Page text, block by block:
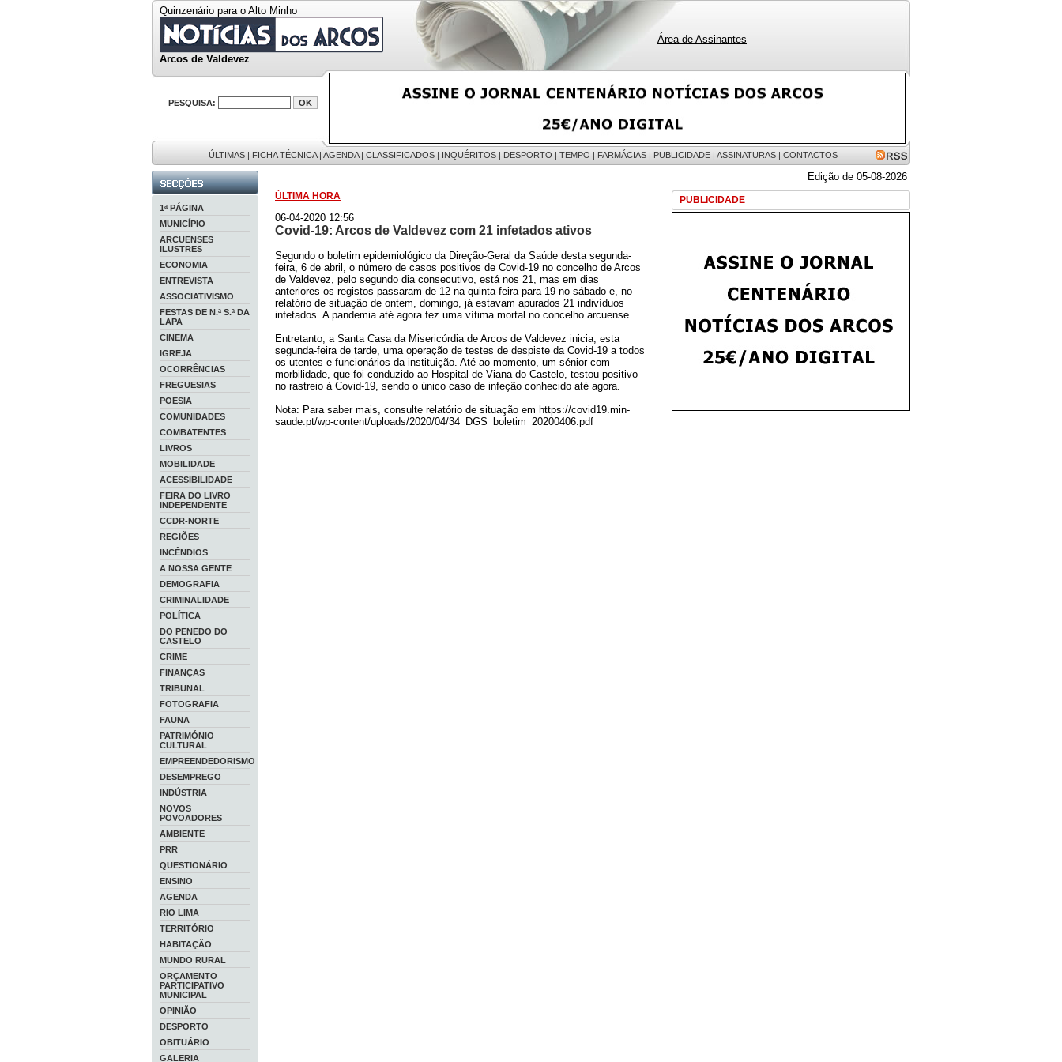
Quinzenário para o Alto Minho
Arcos de Valdevez
Área de Assinantes
PESQUISA:
ÚLTIMAS | FICHA TÉCNICA| AGENDA| CLASSIFICADOS | INQUÉRITOS | DESPORTO | TEMPO | FARMÁCIAS | PUBLICIDADE | ASSINATURAS | CONTACTOS
1ª PÁGINA
MUNICÍPIO
ARCUENSES
ILUSTRES
ECONOMIA
ENTREVISTA
ASSOCIATIVISMO
FESTAS DE N.ª S.ª DA
LAPA
CINEMA
IGREJA
OCORRÊNCIAS
FREGUESIAS
POESIA
COMUNIDADES
COMBATENTES
LIVROS
MOBILIDADE
ACESSIBILIDADE
FEIRA DO LIVRO
INDEPENDENTE
CCDR-NORTE
REGIÕES
INCÊNDIOS
A NOSSA GENTE
DEMOGRAFIA
CRIMINALIDADE
POLÍTICA
DO PENEDO DO
CASTELO
CRIME
FINANÇAS
TRIBUNAL
FOTOGRAFIA
FAUNA
PATRIMÓNIO
CULTURAL
EMPREENDEDORISMO
DESEMPREGO
INDÚSTRIA
NOVOS
POVOADORES
AMBIENTE
PRR
QUESTIONÁRIO
ENSINO
AGENDA
RIO LIMA
TERRITÓRIO
HABITAÇÃO
MUNDO RURAL
ORÇAMENTO
PARTICIPATIVO
MUNICIPAL
OPINIÃO
DESPORTO
OBITUÁRIO
GALERIA
Edição de 05-08-2026
PUBLICIDADE
ÚLTIMA HORA
06-04-2020 12:56
Covid-19: Arcos de Valdevez com 21 infetados ativos
Segundo o boletim epidemiológico da Direção-Geral da Saúde desta segunda-
feira, 6 de abril, o número de casos positivos de Covid-19 no concelho de Arcos
de Valdevez, pelo segundo dia consecutivo, está nos 21, mas em dias
anteriores os registos passaram de 12 na quinta-feira para 19 no sábado e, no
relatório de situação de ontem, domingo, já estavam apurados 21 indivíduos
infetados. A pandemia até agora fez uma vítima mortal no concelho arcuense.
Entretanto, a Santa Casa da Misericórdia de Arcos de Valdevez inicia, esta
segunda-feira de tarde, uma operação de testes de despiste da Covid-19 a todos
os utentes e funcionários da instituição. Até ao momento, um sénior com
morbilidade, que foi conduzido ao Hospital de Viana do Castelo, testou positivo
no rastreio à Covid-19, sendo o único caso de infeção conhecido até agora.
Nota: Para saber mais, consulte relatório de situação em https://covid19.min-
saude.pt/wp-content/uploads/2020/04/34_DGS_boletim_20200406.pdf